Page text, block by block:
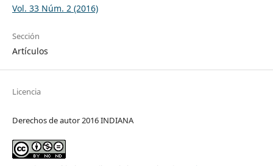
Vol. 33 Núm. 2 (2016)
Sección
Artículos
Licencia
Derechos de autor 2016 INDIANA